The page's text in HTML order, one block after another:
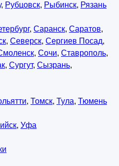
, Рубцовск, Рыбинск, Рязань
, Саранск, Саратов,
, Северск, Сергиев Посад,
, Сочи, Ставрополь,
, Сургут, Сызрань,
, Томск, Тула, Тюмень
, Уфа